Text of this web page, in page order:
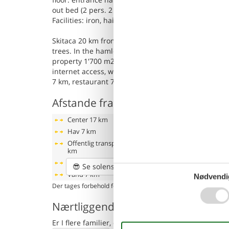
out bed (2 pers. 2 x 80 cm, length 200 cm). Wood
Facilities: iron, hair dryer, logs (free). Internet
Skitaca 20 km from Rabac: Beautiful, rustic
trees. In the hamlet Skitaca 17 km from the
property 1'700 m2 with wildlife garden and trees,
internet access, washing machine. Motor access
7 km, restaurant 7 km, bus stop 17 km, pebble
Afstande fra ferieboligen og
Center 17 km
Hav7 km
Offentlig transport
km
Strand
7 km
Vand7 km
😎 Se solens bane
Der tages forbehold for evt. fejlplacering. Husadressen
Nærtliggende sommerhuse
Er I flere familier, der gerne vil bo tæt på